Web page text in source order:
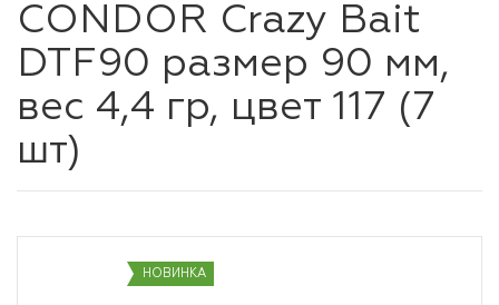
CONDOR Crazy Bait
DTF90 размер 90 мм,
вес 4,4 гр, цвет 117 (7
шт)
НОВИНКА